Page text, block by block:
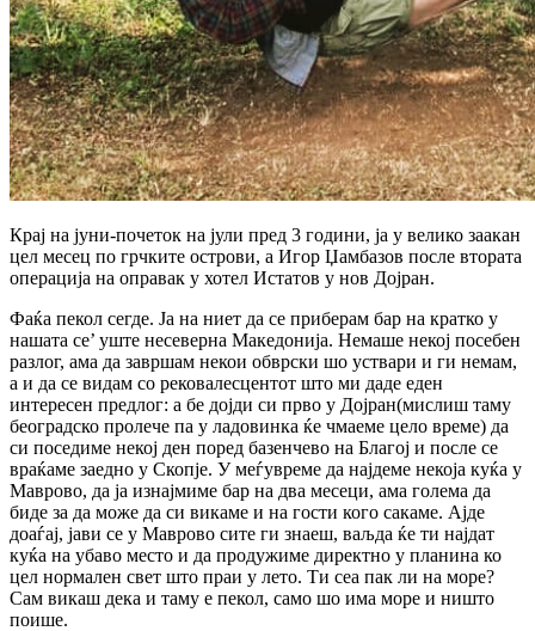
Крај на јуни-почеток на јули пред 3 години, ја у велико заакан
цел месец по грчките острови, а Игор Џамбазов после втората
операција на оправак у хотел Истатов у нов Дојран.
Фаќа пекол сегде. Ја на ниет да се приберам бар на кратко у
нашата се’ уште несеверна Македонија. Немаше некој посебен
разлог, ама да завршам некои обврски шо уствари и ги немам,
а и да се видам со рековалесцентот што ми даде еден
интересен предлог: а бе дојди си прво у Дојран(мислиш таму
београдско пролече па у ладовинка ќе чмаеме цело време) да
си поседиме некој ден поред базенчево на Благој и после се
враќаме заедно у Скопје. У меѓувреме да најдеме некоја куќа у
Маврово, да ја изнајмиме бар на два месеци, ама голема да
биде за да може да си викаме и на гости кого сакаме. Ајде
доаѓај, јави се у Маврово сите ги знаеш, ваљда ќе ти најдат
куќа на убаво место и да продужиме директно у планина ко
цел нормален свет што праи у лето. Ти сеа пак ли на море?
Сам викаш дека и таму е пекол, само шо има море и ништо
поише.